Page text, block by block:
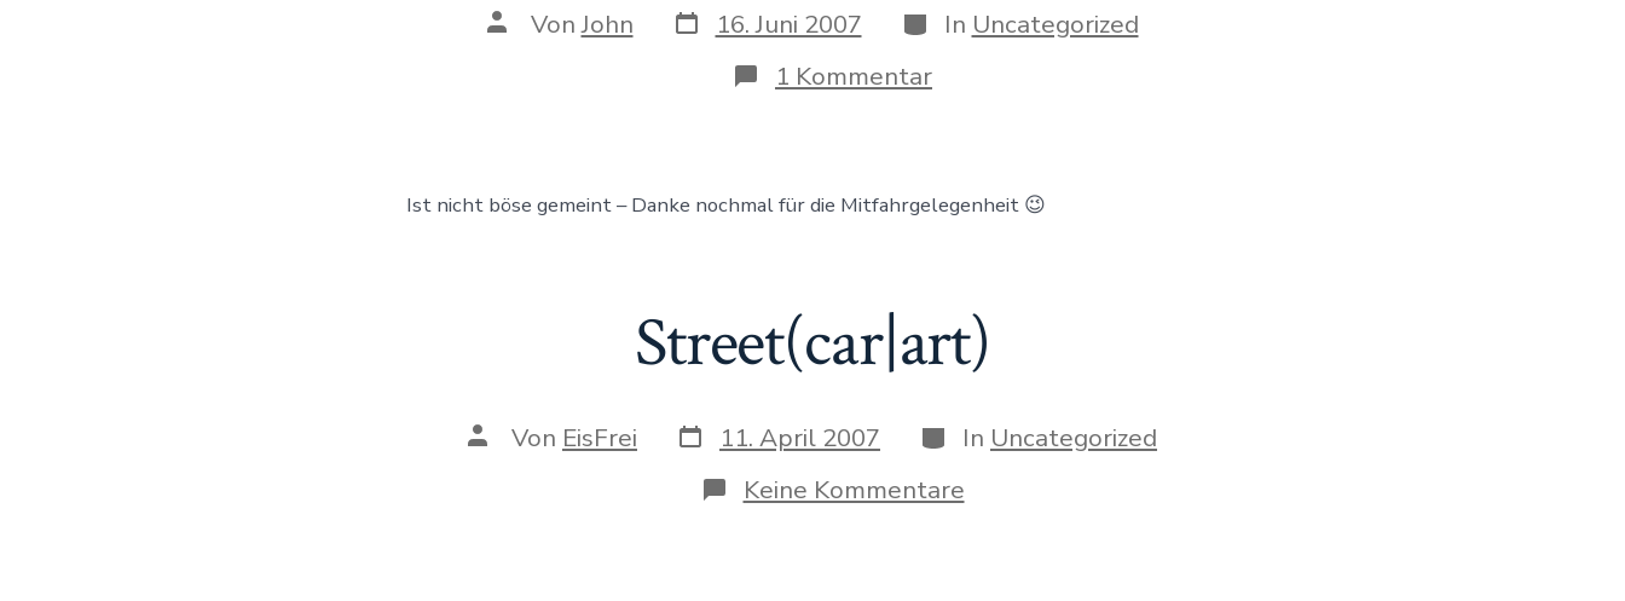
AutorVonJohn Datum
des
Beitrags
16. Juni 2007 Kategorien
In Uncategorized
1 Kommentarzu
(comic)
Ist nicht böse gemeint – Danke nochmal für die Mitfahrgelegenheit 😉
Street(car|art)
AutorVon EisFrei Datum
des
Beitrags
11. April 2007 Kategorien
In Uncategorized
Keine Kommentarezu
Street(car|art)